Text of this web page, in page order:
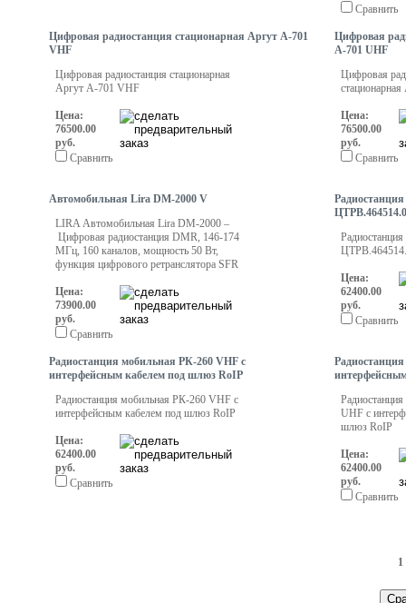
Сравнить
Цифровая радиостанция стационарная Аргут А-701
VHF
Цифровая радиостанция стационарная
Аргут А-701 VHF
Цена:
76500.00
руб.
Сравнить
Цифровая
А-701 UHF
Цифровая
Цена:
76500.00
руб.
Сравнить
Автомобильная Lira DM-2000 V
LIRA Автомобильная Lira DM-2000 –
Цифровая радиостанция DMR, 146-174
МГц, 160 каналов, мощность 50 Вт,
функция цифрового ретранслятора SFR
Цена:
73900.00
руб.
Сравнить
Цена:
62400.00
руб.
Сравнить
Радиостанция мобильная РК-260 VHF с
интерфейсным кабелем под шлюз RoIP
Радиостанция мобильная РК-260 VHF с
интерфейсным кабелем под шлюз RoIP
Цена:
62400.00
руб.
Сравнить
UHF с
шлюз RoIP
Цена:
62400.00
руб.
Сравнить
1